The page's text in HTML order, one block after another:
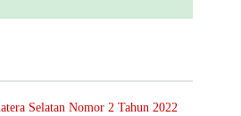
Selatan Nomor 2 Tahun 2022